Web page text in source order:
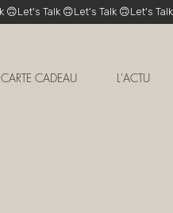
CARTE CADEAU L'ACTU